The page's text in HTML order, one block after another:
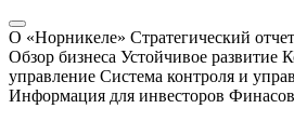
О «Норникеле» Стратегический отчет
Обзор бизнеса Устойчивое развитие
управление Система контроля и
Информация для инвесторов